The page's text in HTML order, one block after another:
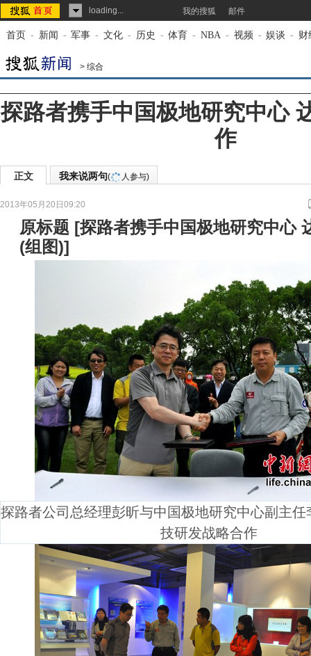
loading... 我的搜狐 邮件
首页 - 新闻 - 军事 - 文化 - 历史 - 体育 - NBA - 视频 - 娱谈 - 财
> 综合
探路者携手中国极地研究中心
作
正文 我来说两句( 人参与)
2013年05月20日09:20
来源：中国新闻网
原标题 [探路者携手中国极地研究中心
(组图)]
探路者公司总经理彭昕与中国极地研究中心副主
技研发战略合作